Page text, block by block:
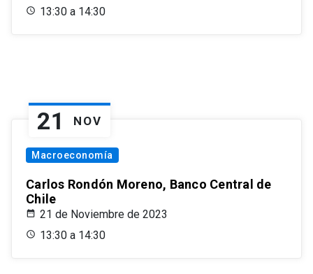
13:30 a 14:30
21 NOV
Macroeconomía
Carlos Rondón Moreno, Banco Central de
Chile
21 de Noviembre de 2023
13:30 a 14:30